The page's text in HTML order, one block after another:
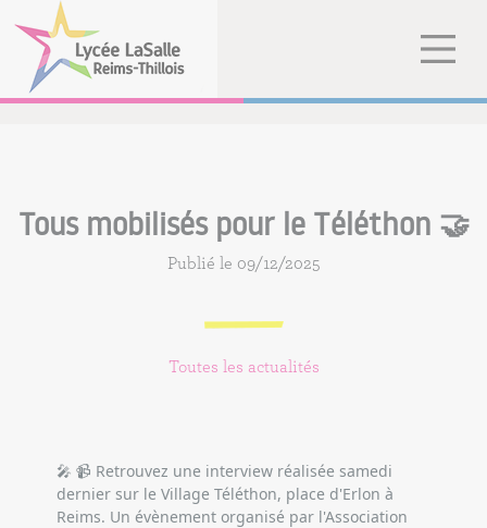
Tous mobilisés pour le Téléthon 🤝
Publié le 09/12/2025
Toutes les actualités
🎤 📹 Retrouvez une interview réalisée samedi
dernier sur le Village Téléthon, place d'Erlon à
Reims. Un évènement organisé par l'Association